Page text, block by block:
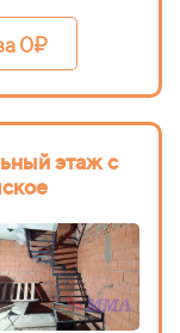
0₽
этаж с